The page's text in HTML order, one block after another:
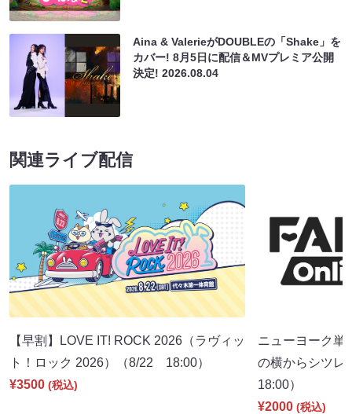
Aina & ValerieがDOUBLEの「Shake」を
カバー! 8月5日に配信＆MVプレミア公開
決定!2026.08.04
関連ライブ配信
【早割】LOVE IT! ROCK 2026（ラヴィッ
ト！ロック 2026）（8/22 18:00）
¥3500 (税込)
ニューヨーク単
の横からシツ
18:00）
¥2000 (税込)